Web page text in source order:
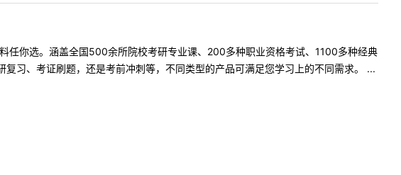
任你选。涵盖全国500余所院校考研专业课、200多种职业资格考试、1100多种经典
习、考证刷题，还是考前冲刺等，不同类型的产品可满足您学习上的不同需求。 ...